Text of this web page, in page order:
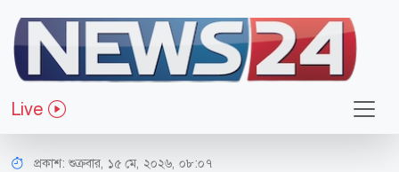
Live
ধর্ম-জীবন
মানুষে মানুষে বিবাদ নয়, ভালোবাসা হোক
আমাদের পরিচয়
প্রকাশ: শুক্রবার, ১৫ মে, ২০২৬, ০৮:০৭